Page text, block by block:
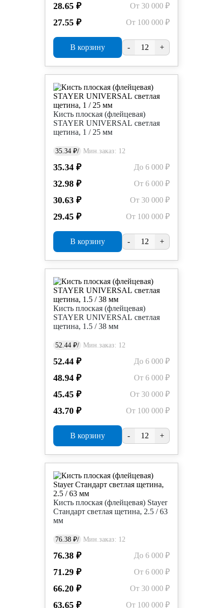
28.65 ₽ От 30 000 ₽
27.55 ₽ От 100 000 ₽
В корзину - +
Кисть плоская (флейцевая)
STAYER UNIVERSAL светлая
щетина, 1 / 25 мм
35.34 ₽/ Мин.заказ: 12
35.34 ₽ До 6 000 ₽
32.98 ₽ От 6 000 ₽
30.63 ₽ От 30 000 ₽
29.45 ₽ От 100 000 ₽
В корзину - +
Кисть плоская (флейцевая)
STAYER UNIVERSAL светлая
щетина, 1.5 / 38 мм
52.44 ₽/ Мин.заказ: 12
52.44 ₽ До 6 000 ₽
48.94 ₽ От 6 000 ₽
45.45 ₽ От 30 000 ₽
43.70 ₽ От 100 000 ₽
В корзину - +
Кисть плоская (флейцевая) Stayer
Стандарт светлая щетина, 2.5 / 63
мм
76.38 ₽/ Мин.заказ: 12
76.38 ₽ До 6 000 ₽
71.29 ₽ От 6 000 ₽
66.20 ₽ От 30 000 ₽
63.65 ₽ От 100 000 ₽